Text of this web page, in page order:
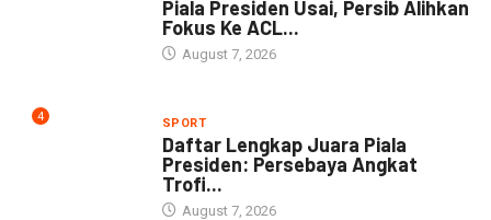
Piala Presiden Usai, Persib Alihkan
Fokus Ke ACL...
August 7, 2026
4 SPORT
Daftar Lengkap Juara Piala
Presiden: Persebaya Angkat
Trofi...
August 7, 2026